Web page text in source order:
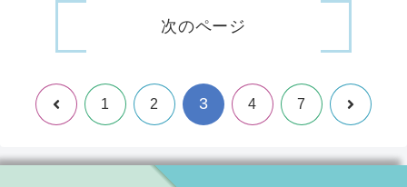
次のページ
前 1 2 3 4 7 次